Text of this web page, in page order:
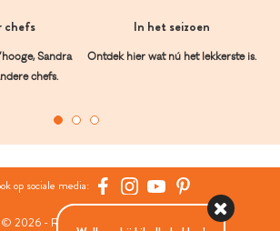
chefs
Sandra
chefs.
In het seizoen
Ontdek hier wat nú het lekkerste is.
op sociale media:
© 2026 - Roularta Media Group